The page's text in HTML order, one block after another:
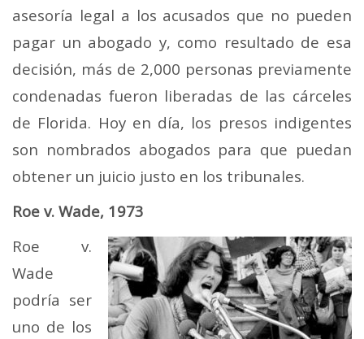
asesoría legal a los acusados ​​que no pueden
pagar un abogado y, como resultado de esa
decisión, más de 2,000 personas previamente
condenadas fueron liberadas de las cárceles
de Florida. Hoy en día, los presos indigentes
son nombrados abogados para que puedan
obtener un juicio justo en los tribunales.
Roe v. Wade, 1973
Roe v.
Wade
podría ser
uno de los